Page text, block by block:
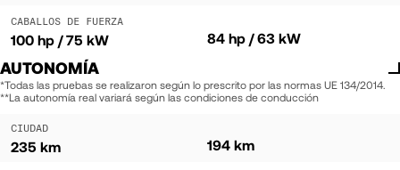
CABALLOS DE FUERZA
100 hp / 75 kW 84 hp / 63 kW
AUTONOMÍA
*Todas las pruebas se realizaron según lo prescrito por las normas UE 134/2014.
**La autonomía real variará según las condiciones de conducción
CIUDAD
235 km 194 km